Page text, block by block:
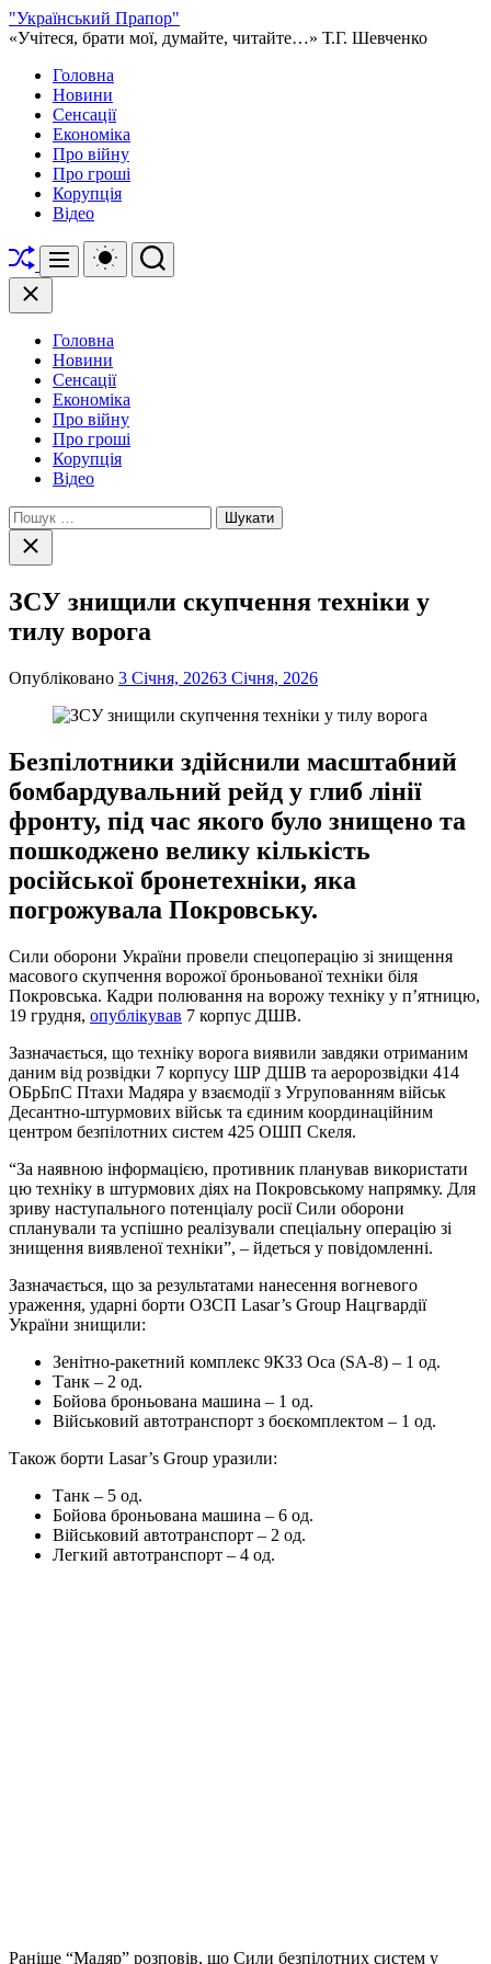
Перейти
до
"Український Прапор"
«Учітеся, брати мої, думайте, читайте…» Т.Г. Шевченко
Головна
Новини
Сенсації
Економіка
Про війну
Про гроші
Корупція
Відео
Перетасувати
Меню
Перемикач
кольорового
Пошук
Закрити
Головна
Новини
Сенсації
Економіка
Про війну
Про гроші
Корупція
Відео
Пошук:
Закрити
пошук
ЗСУ знищили скупчення техніки у
тилу ворога
Опубліковано 3 Січня, 20263 Січня, 2026
Безпілотники здійснили масштабний
бомбардувальний рейд у глиб лінії
фронту, під час якого було знищено та
пошкоджено велику кількість
російської бронетехніки, яка
погрожувала Покровську.
Сили оборони України провели спецоперацію зі знищення
масового скупчення ворожої броньованої техніки біля
Покровська. Кадри полювання на ворожу техніку у п’ятницю,
19 грудня, опублікував 7 корпус ДШВ.
Зазначається, що техніку ворога виявили завдяки отриманим
даним від розвідки 7 корпусу ШР ДШВ та аеророзвідки 414
ОБрБпС Птахи Мадяра у взаємодії з Угрупованням військ
Десантно-штурмових військ та єдиним координаційним
центром безпілотних систем 425 ОШП Скеля.
“За наявною інформацією, противник планував використати
цю техніку в штурмових діях на Покровському напрямку. Для
зриву наступального потенціалу росії Сили оборони
спланували та успішно реалізували спеціальну операцію зі
знищення виявленої техніки”, – йдеться у повідомленні.
Зазначається, що за результатами нанесення вогневого
ураження, ударні борти ОЗСП Lasar’s Group Нацгвардії
України знищили:
Зенітно-ракетний комплекс 9К33 Оса (SA-8) – 1 од.
Танк – 2 од.
Бойова броньована машина – 1 од.
Військовий автотранспорт з боєкомплектом – 1 од.
Також борти Lasar’s Group уразили:
Танк – 5 од.
Бойова броньована машина – 6 од.
Військовий автотранспорт – 2 од.
Легкий автотранспорт – 4 од.
Раніше “Мадяр” розповів, що Сили безпілотних систем у